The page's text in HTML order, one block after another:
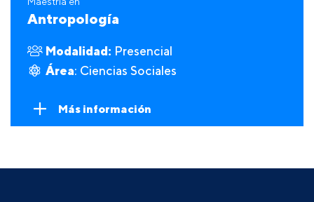
Antropología
Modalidad: Presencial
Área: Ciencias Sociales
Más información